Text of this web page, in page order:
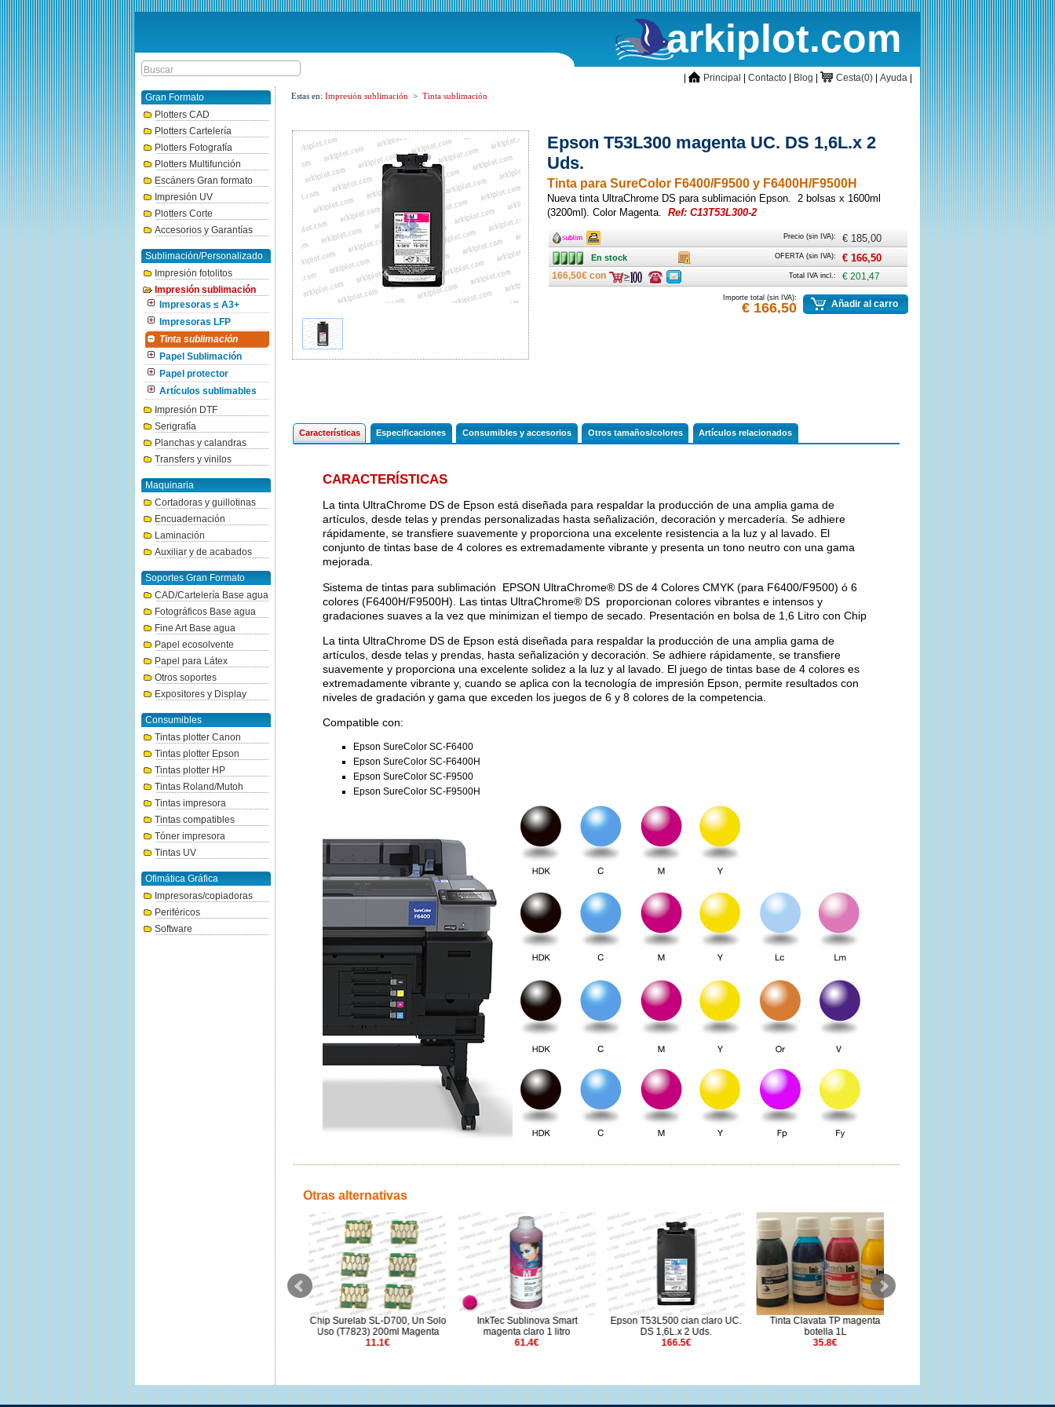
arkiplot.com
inicioPrincipal Contacto Blog CestaCesta(0) Ayuda
Gran Formato
Plotters CAD
Plotters Cartelería
Plotters Fotografía
Plotters Multifunción
Escáners Gran formato
Impresión UV
Plotters Corte
Accesorios y Garantías
Sublimación/Personalizado
Impresión fotolitos
Impresión sublimación
Impresoras ≤ A3+
Impresoras LFP
Tinta sublimación
Papel Sublimación
Papel protector
Artículos sublimables
Impresión DTF
Serigrafía
Planchas y calandras
Transfers y vinilos
Maquinaria
Cortadoras y guillotinas
Encuadernación
Laminación
Auxiliar y de acabados
Soportes Gran Formato
CAD/Cartelería Base agua
Fotográficos Base agua
Fine Art Base agua
Papel ecosolvente
Papel para Látex
Otros soportes
Expositores y Display
Consumibles
Tintas plotter Canon
Tintas plotter Epson
Tintas plotter HP
Tintas Roland/Mutoh
Tintas impresora
Tintas compatibles
Tóner impresora
Tintas UV
Ofimática Gráfica
Impresoras/copiadoras
Periféricos
Software
Estas en: Impresión sublimación > Tinta sublimación
Epson T53L300 magenta UC. DS 1,6L.x 2
Uds.
Tinta para SureColor F6400/F9500 y F6400H/F9500H
Nueva tinta UltraChrome DS para sublimación Epson. 2 bolsas x 1600ml
(3200ml). Color Magenta. Ref: C13T53L300-2
Ancho Ancho Precio (sin IVA): € 185,00
En stock En stock Caja OFERTA (sin IVA): € 166,50
166,50€ con
Consulte
ofertas
Consulte
ofertas
Total IVA incl.: € 201,47
Importe total (sin IVA):
€ 166,50 Añadir al carro
Características Especificaciones Consumibles y accesorios Otros tamaños/colores Artículos relacionados
CARACTERÍSTICAS
La tinta UltraChrome DS de Epson está diseñada para respaldar la producción de una amplia gama de
artículos, desde telas y prendas personalizadas hasta señalización, decoración y mercadería. Se adhiere
rápidamente, se transfiere suavemente y proporciona una excelente resistencia a la luz y al lavado. El
conjunto de tintas base de 4 colores es extremadamente vibrante y presenta un tono neutro con una gama
mejorada.
Sistema de tintas para sublimación EPSON UltraChrome® DS de 4 Colores CMYK (para F6400/F9500) ó 6
colores (F6400H/F9500H). Las tintas UltraChrome® DS proporcionan colores vibrantes e intensos y
gradaciones suaves a la vez que minimizan el tiempo de secado. Presentación en bolsa de 1,6 Litro con Chip
La tinta UltraChrome DS de Epson está diseñada para respaldar la producción de una amplia gama de
artículos, desde telas y prendas, hasta señalización y decoración. Se adhiere rápidamente, se transfiere
suavemente y proporciona una excelente solidez a la luz y al lavado. El juego de tintas base de 4 colores es
extremadamente vibrante y, cuando se aplica con la tecnología de impresión Epson, permite resultados con
niveles de gradación y gama que exceden los juegos de 6 y 8 colores de la competencia.
Compatible con:
Epson SureColor SC-F6400
Epson SureColor SC-F6400H
Epson SureColor SC-F9500
Epson SureColor SC-F9500H
Otras alternativas
Roland SBL-3 Magenta TexART
Chip Surelab SL-D700, Un Solo
Uso (T7823) 200ml Magenta
11.1€
InkTec Sublinova Smart
magenta claro 1 litro
61.4€
Epson T53L500 cian claro UC.
DS 1,6L.x 2 Uds.
166.5€
Tinta Clavata TP magenta
botella 1L
35.8€